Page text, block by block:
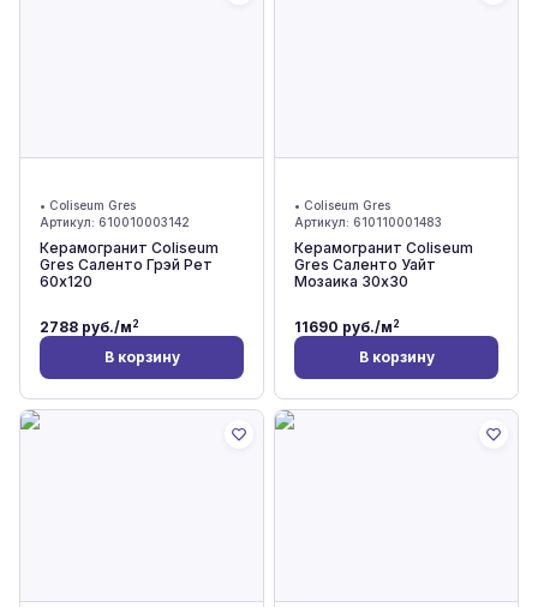
• Coliseum Gres
Артикул: 610010003142
Керамогранит Coliseum
Gres Саленто Грэй Рет
60x120
2788 руб./м2
В корзину
• Coliseum Gres
Артикул: 610110001483
Керамогранит Coliseum
Gres Саленто Уайт
Мозаика 30x30
11690 руб./м2
В корзину